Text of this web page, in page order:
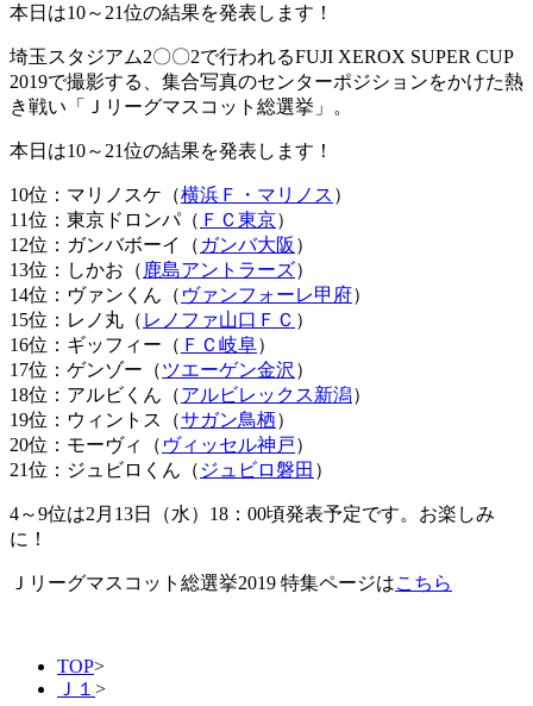
本日は10～21位の結果を発表します！
埼玉スタジアム2〇〇2で行われるFUJI XEROX SUPER CUP
2019で撮影する、集合写真のセンターポジションをかけた熱
き戦い「Ｊリーグマスコット総選挙」。
本日は10～21位の結果を発表します！
10位：マリノスケ（横浜Ｆ・マリノス ）
11位：東京ドロンパ（ ＦＣ東京）
12位：ガンバボーイ（ ガンバ大阪 ）
13位：しかお（ 鹿島アントラーズ）
14位：ヴァンくん（ ヴァンフォーレ甲府）
15位：レノ丸（ レノファ山口 ＦＣ ）
16位：ギッフィー（ ＦＣ岐阜）
17位：ゲンゾー（ツエーゲン金沢 ）
18位：アルビくん（アルビレックス新潟）
19位：ウィントス（サガン鳥栖）
20位：モーヴィ（ ヴィッセル神戸）
21位：ジュビロくん（ ジュビロ磐田 ）
4～9位は2月13日（水）18：00頃発表予定です。お楽しみ
に！
Ｊリーグマスコット総選挙2019 特集ページはこちら
TOP>
Ｊ１ >